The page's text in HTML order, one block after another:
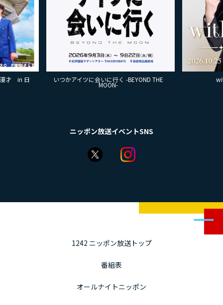
THE with MAMO～STAR～ 島田秀平と
ニッポン放送イベントSNS
1242 ニッポン放送トップ
番組表
オールナイトニッポン